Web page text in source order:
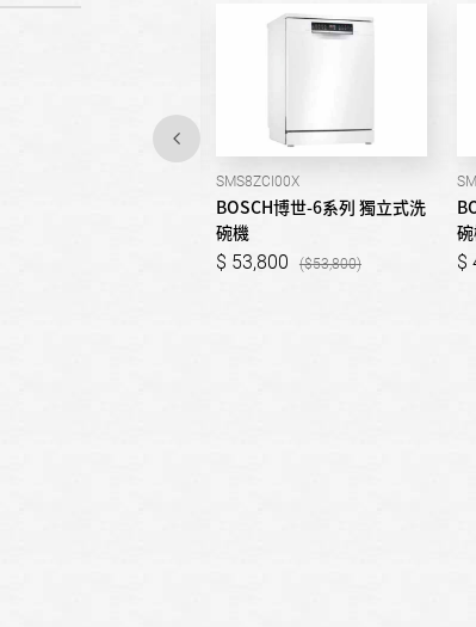
SMS8ZCI00X
BOSCH博世-6系列 獨立式洗
碗機
53,800 53,800